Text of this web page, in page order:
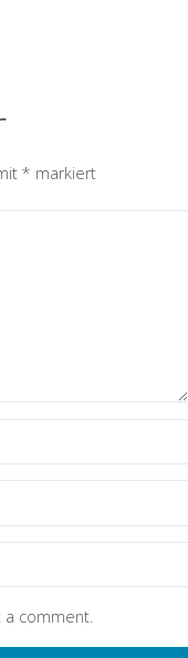
* markiert
a comment.